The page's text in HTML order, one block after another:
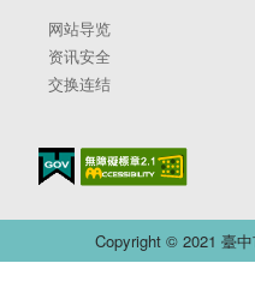
网站导览
资讯安全
交换连结
Copyright © 2021 臺